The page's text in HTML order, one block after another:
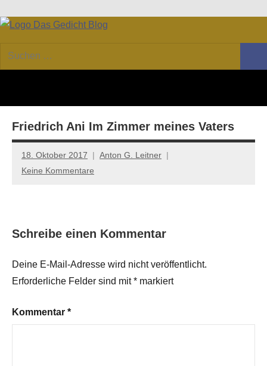
Inhalt
GEDICHT
Forum
von
Lyrik,
Essay
Suchen
Friedrich Ani Im Zimmer meines Vaters
18. Oktober 2017
Anton G. Leitner
Keine Kommentare
Schreibe einen Kommentar
Deine E-Mail-Adresse wird nicht veröffentlicht.
Erforderliche Felder sind mit* markiert
Kommentar *